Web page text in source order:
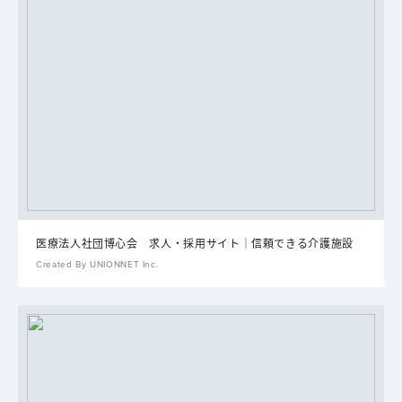
医療法人社団博心会 求人・採用サイト｜信頼できる介護施設
Created By UNIONNET Inc.